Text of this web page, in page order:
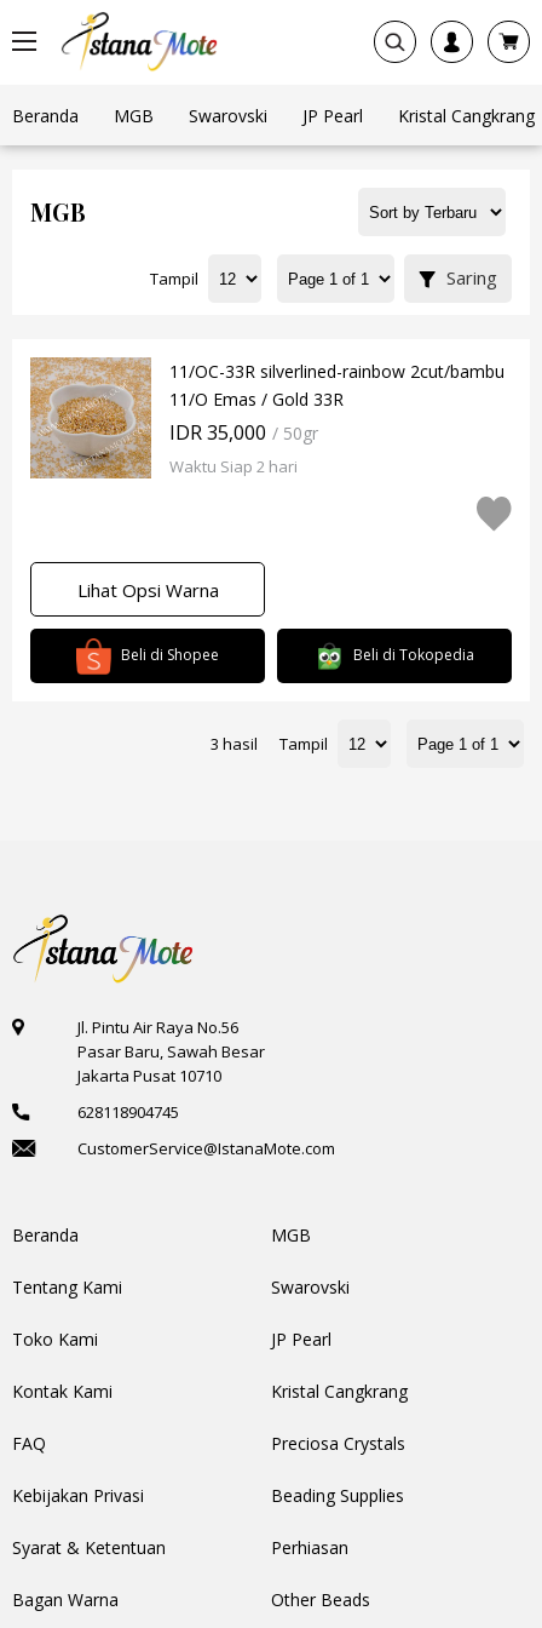
Beranda MGB Swarovski JP Pearl Kristal Cangkrang
MGB
Tampil Saring
11/OC-33R silverlined-rainbow 2cut/bambu
11/O Emas / Gold 33R
IDR 35,000 / 50gr
Waktu Siap 2 hari
Lihat Opsi Warna
Beli di Shopee Beli di Tokopedia
3 hasil Tampil
Jl. Pintu Air Raya No.56
Pasar Baru, Sawah Besar
Jakarta Pusat 10710
628118904745
CustomerService@IstanaMote.com
Beranda
Tentang Kami
Toko Kami
Kontak Kami
FAQ
Kebijakan Privasi
Syarat & Ketentuan
Bagan Warna
MGB
Swarovski
JP Pearl
Kristal Cangkrang
Preciosa Crystals
Beading Supplies
Perhiasan
Other Beads